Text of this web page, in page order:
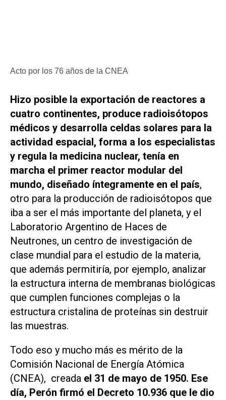
Acto por los 76 años de la CNEA
Hizo posible la exportación de reactores a
cuatro continentes, produce radioisótopos
médicos y desarrolla celdas solares para la
actividad espacial, forma a los especialistas
y regula la medicina nuclear, tenía en
marcha el primer reactor modular del
mundo, diseñado íntegramente en el país,
otro para la producción de radioisótopos que
iba a ser el más importante del planeta, y el
Laboratorio Argentino de Haces de
Neutrones, un centro de investigación de
clase mundial para el estudio de la materia,
que además permitiría, por ejemplo, analizar
la estructura interna de membranas biológicas
que cumplen funciones complejas o la
estructura cristalina de proteínas sin destruir
las muestras.
Todo eso y mucho más es mérito de la
Comisión Nacional de Energía Atómica
(CNEA), creada el 31 de mayo de 1950. Ese
día, Perón firmó el Decreto 10.936 que le dio